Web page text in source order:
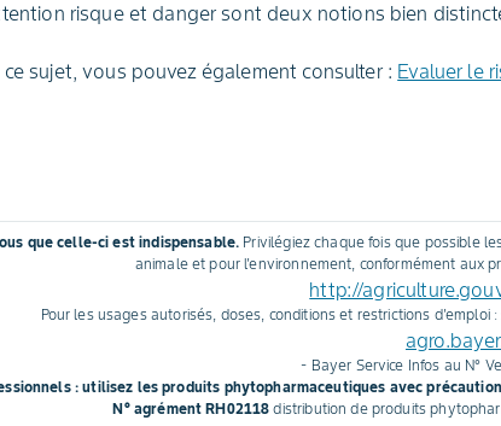
risque et danger sont deux notions bien
ce sujet, vous pouvez également consulter : Evaluer le
que celle-ci est indispensable. Privilégiez chaque fois que possible
animale et pour l'environnement, conformément aux
http://
Pour les usages autorisés, doses, conditions et restrictions
- Bayer Service Infos au N°
: utilisez les produits phytopharmaceutiques avec
N° agrément RH02118 distribution de produits